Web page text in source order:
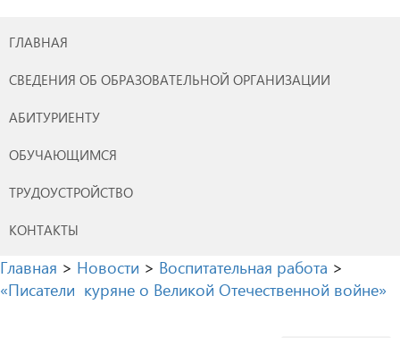
ГЛАВНАЯ
СВЕДЕНИЯ ОБ ОБРАЗОВАТЕЛЬНОЙ ОРГАНИЗАЦИИ
АБИТУРИЕНТУ
ОБУЧАЮЩИМСЯ
ТРУДОУСТРОЙСТВО
КОНТАКТЫ
Главная > Новости > Воспитательная работа >
«Писатели куряне о Великой Отечественной войне»